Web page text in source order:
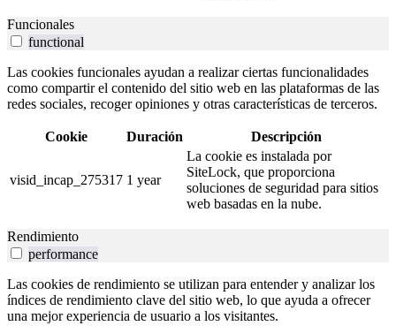
Funcionales
functional
Las cookies funcionales ayudan a realizar ciertas funcionalidades
como compartir el contenido del sitio web en las plataformas de las
redes sociales, recoger opiniones y otras características de terceros.
Cookie Duración Descripción
visid_incap_275317 1 year
La cookie es instalada por
SiteLock, que proporciona
soluciones de seguridad para sitios
web basadas en la nube.
Rendimiento
performance
Las cookies de rendimiento se utilizan para entender y analizar los
índices de rendimiento clave del sitio web, lo que ayuda a ofrecer
una mejor experiencia de usuario a los visitantes.